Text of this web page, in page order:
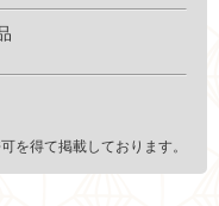
を得て掲載しております。